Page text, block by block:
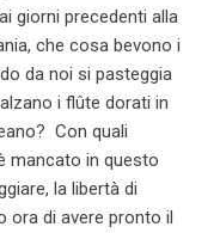
giorni precedenti alla
che cosa bevono i
da noi si pasteggia
i flûte dorati in
Con quali
mancato in questo
la libertà di
ora di avere pronto il